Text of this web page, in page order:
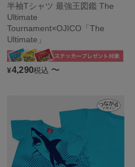
半袖Tシャツ 最強王図鑑 The
Ultimate
Tournament×OJICO「The
Ultimate」
¥4,290税込 〜